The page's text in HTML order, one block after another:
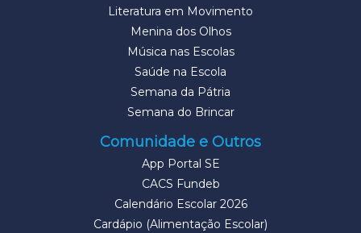
Literatura em Movimento
Menina dos Olhos
Música nas Escolas
Saúde na Escola
Semana da Pátria
Semana do Brincar
Comunidade e Outros
App Portal SE
CACS Fundeb
Calendário Escolar 2026
Cardápio (Alimentação Escolar)